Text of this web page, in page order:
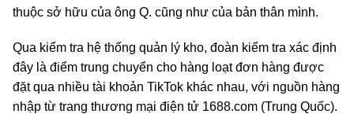
thuộc sở hữu của ông Q. cũng như của bản thân mình.
Qua kiểm tra hệ thống quản lý kho, đoàn kiểm tra xác định
đây là điểm trung chuyển cho hàng loạt đơn hàng được
đặt qua nhiều tài khoản TikTok khác nhau, với nguồn hàng
nhập từ trang thương mại điện tử 1688.com (Trung Quốc).